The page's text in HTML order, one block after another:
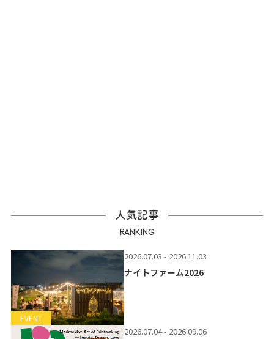
人気記事
RANKING
EVENT
2026.07.03 - 2026.11.03
ナイトファーム2026
2026.07.04 - 2026.09.06